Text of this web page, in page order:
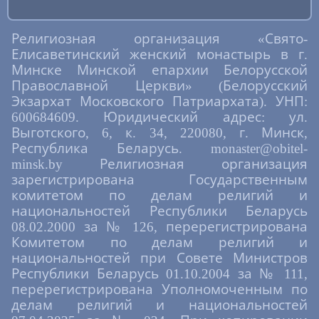
Религиозная организация «Свято-
Елисаветинский женский монастырь в г.
Минске Минской епархии Белорусской
Православной Церкви» (Белорусский
Экзархат Московского Патриархата). УНП:
600684609. Юридический адрес: ул.
Выготского, 6, к. 34, 220080, г. Минск,
Республика Беларусь. monaster@obitel-
minsk.by Религиозная организация
зарегистрирована Государственным
комитетом по делам религий и
национальностей Республики Беларусь
08.02.2000 за № 126, перерегистрирована
Комитетом по делам религий и
национальностей при Совете Министров
Республики Беларусь 01.10.2004 за № 111,
перерегистрирована Уполномоченным по
делам религий и национальностей